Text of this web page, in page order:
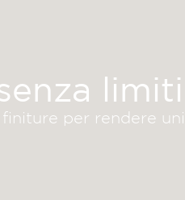
limiti
per rendere